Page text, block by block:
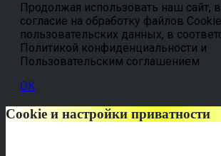
Продолжая использовать наш сайт,
согласие на обработку файлов
пользовательских данных, в
Политикой конфиденциальности и
Пользовательским соглашением
OK
Cookie и настройки приватности